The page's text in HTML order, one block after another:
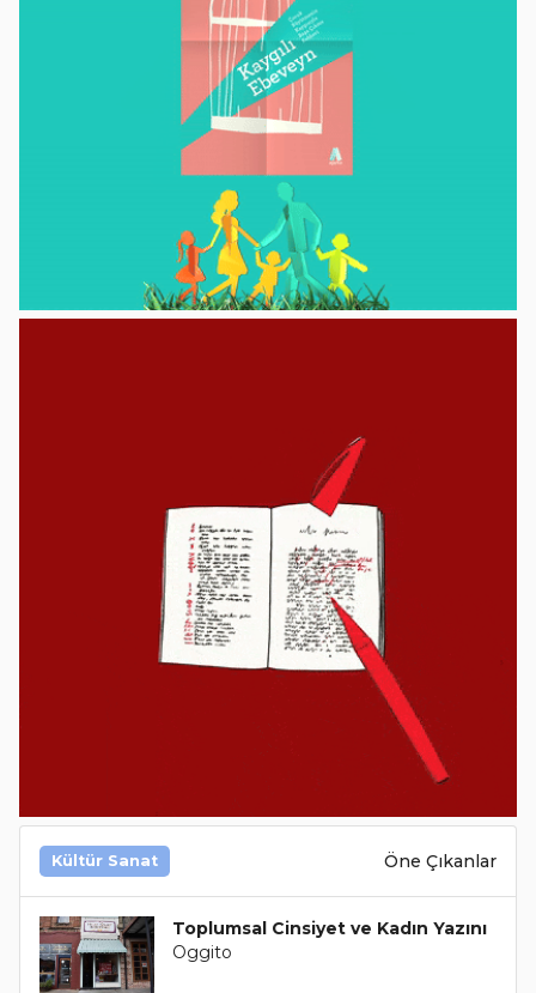
Kültür Sanat Öne Çıkanlar
Toplumsal Cinsiyet ve Kadın Yazını
Oggito